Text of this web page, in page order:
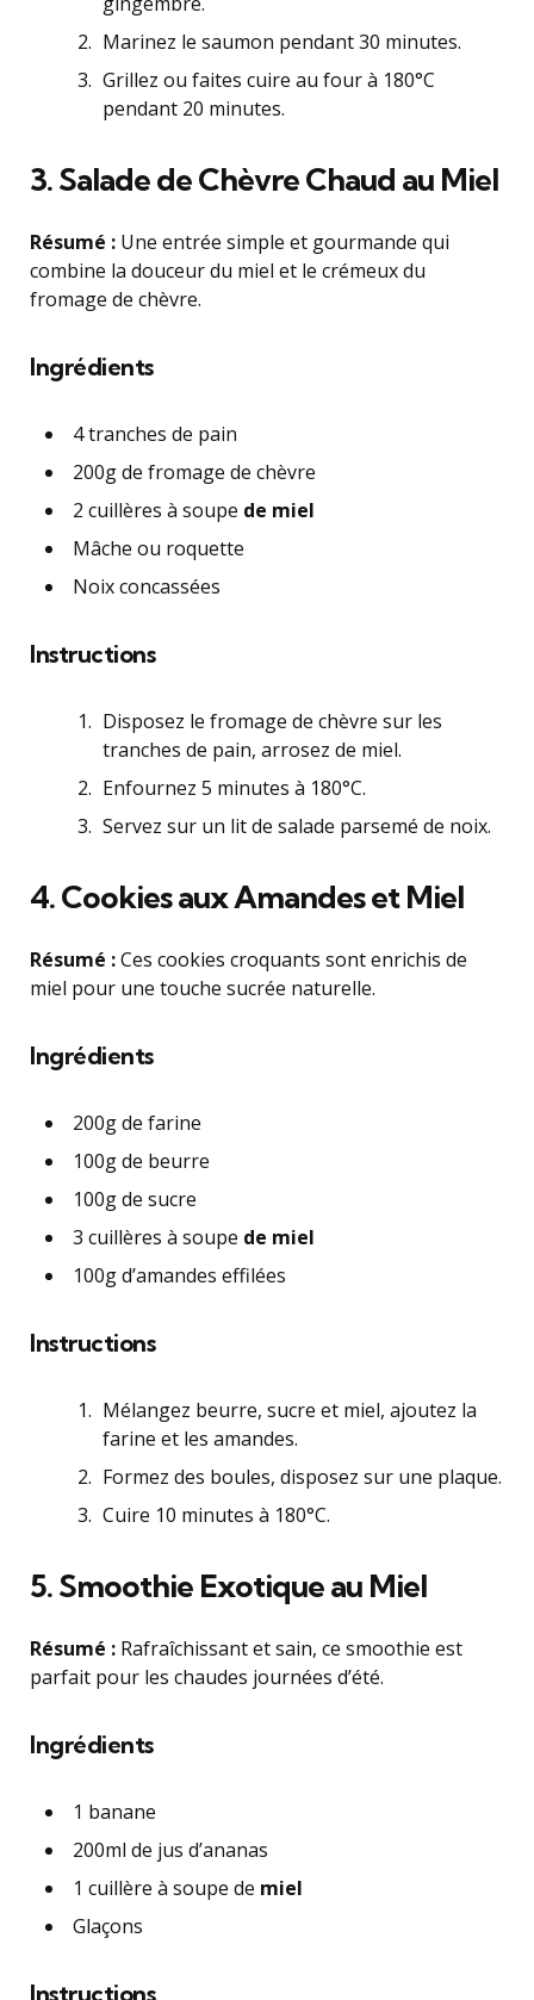
Marinez le saumon pendant 30 minutes.
Grillez ou faites cuire au four à 180°C
pendant 20 minutes.
3.Salade de Chèvre Chaud au Miel
Résumé : Une entrée simple et gourmande qui
combine la douceur du miel et le crémeux du
fromage de chèvre.
Ingrédients
4 tranches de pain
200g de fromage de chèvre
2 cuillères à soupe de miel
Mâche ou roquette
Noix concassées
Instructions
Disposez le fromage de chèvre sur les
tranches de pain, arrosez de miel.
Enfournez 5 minutes à 180°C.
Servez sur un lit de salade parsemé de noix.
4.Cookies aux Amandes et Miel
Résumé :Ces cookies croquants sont enrichis de
miel pour une touche sucrée naturelle.
Ingrédients
200g de farine
100g de beurre
100g de sucre
3 cuillères à soupe de miel
100g d’amandes effilées
Instructions
Mélangez beurre, sucre et miel, ajoutez la
farine et les amandes.
Formez des boules, disposez sur une plaque.
Cuire 10 minutes à 180°C.
5.Smoothie Exotique au Miel
Résumé : Rafraîchissant et sain, ce smoothie est
parfait pour les chaudes journées d’été.
Ingrédients
1 banane
200ml de jus d’ananas
1 cuillère à soupe de miel
Glaçons
Instructions